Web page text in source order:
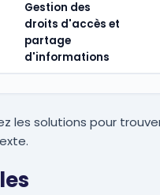
Gestion des
droits d'accès et
partage
d'informations
les solutions pour